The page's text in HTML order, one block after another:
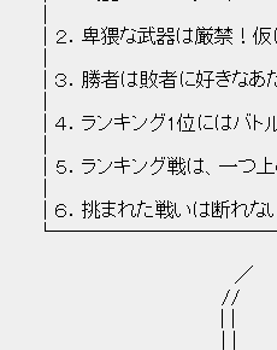
│２．卑猥な武器は
│３．勝者は敗者に好き
│４．ランキング1位
│５．ランキング
│６．挑
／
//
| | ヽ | ざっ